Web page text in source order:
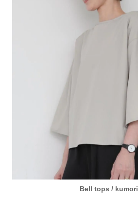
Bell tops / kumori